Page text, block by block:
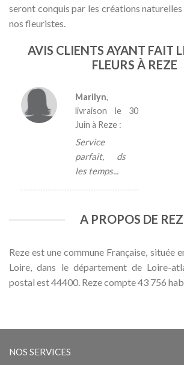
seront conquis par les créations
nos fleuristes.
AVIS CLIENTS AYANT FAIT
FLEURS À REZE
Marilyn,
livraison le 30
Juin à Reze :
Service
parfait, ds
les temps...
A PROPOS DE
Reze est une commune Française, située
Loire, dans le département de Loire-
postal est 44400. Reze compte 43 756
NOS SERVICES